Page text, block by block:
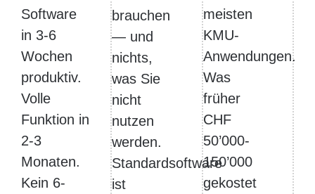
Software
in 3-6
Wochen
produktiv.
Volle
Funktion in
2-3
Monaten.
Kein 6-
brauchen
— und
nichts,
was Sie
nicht
nutzen
werden.
Standardsoftware
ist
meisten
KMU-
Anwendungen.
Was
früher
CHF
50’000-
150’000
gekostet